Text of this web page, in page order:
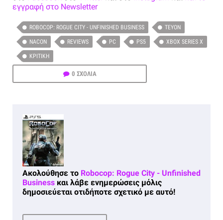
εγγραφή στο Newsletter
ROBOCOP: ROGUE CITY - UNFINISHED BUSINESS TEYON
NACON REVIEWS PC PS5 XBOX SERIES X
ΚΡΙΤΙΚΉ
0 ΣΧΟΛΙΑ
Ακολούθησε το Robocop: Rogue City - Unfinished
Business και λάβε ενημερώσεις μόλις
δημοσιεύεται οτιδήποτε σχετικό με αυτό!